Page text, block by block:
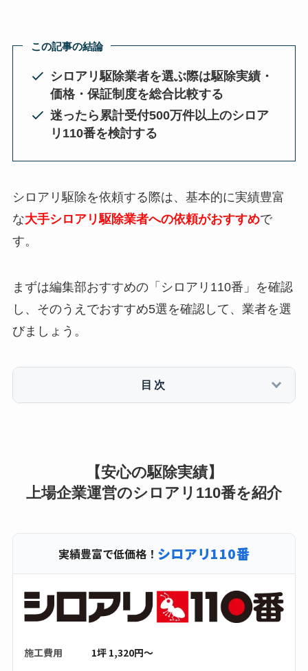
この記事の結論
シロアリ駆除業者を選ぶ際は駆除実績・
価格・保証制度を総合比較する
迷ったら累計受付500万件以上のシロア
リ110番を検討する
シロアリ駆除を依頼する際は、基本的に実績豊富
な大手シロアリ駆除業者への依頼がおすすめで
す。
まずは編集部おすすめの「シロアリ110番」を確認
し、そのうえでおすすめ5選を確認して、業者を選
びましょう。
目次
【安心の駆除実績】
上場企業運営のシロアリ110番を紹介
実績豊富で低価格！ シロアリ110番
施工費用
1坪 1,320円〜